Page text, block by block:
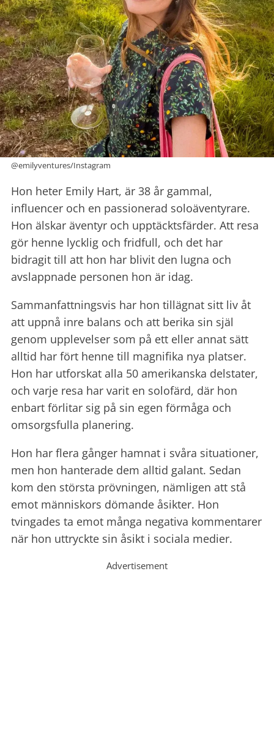
@emilyventures/Instagram
Hon heter Emily Hart, är 38 år gammal,
influencer och en passionerad soloäventyrare.
Hon älskar äventyr och upptäcktsfärder. Att resa
gör henne lycklig och fridfull, och det har
bidragit till att hon har blivit den lugna och
avslappnade personen hon är idag.
Sammanfattningsvis har hon tillägnat sitt liv åt
att uppnå inre balans och att berika sin själ
genom upplevelser som på ett eller annat sätt
alltid har fört henne till magnifika nya platser.
Hon har utforskat alla 50 amerikanska delstater,
och varje resa har varit en solofärd, där hon
enbart förlitar sig på sin egen förmåga och
omsorgsfulla planering.
Hon har flera gånger hamnat i svåra situationer,
men hon hanterade dem alltid galant. Sedan
kom den största prövningen, nämligen att stå
emot människors dömande åsikter. Hon
tvingades ta emot många negativa kommentarer
när hon uttryckte sin åsikt i sociala medier.
Advertisement